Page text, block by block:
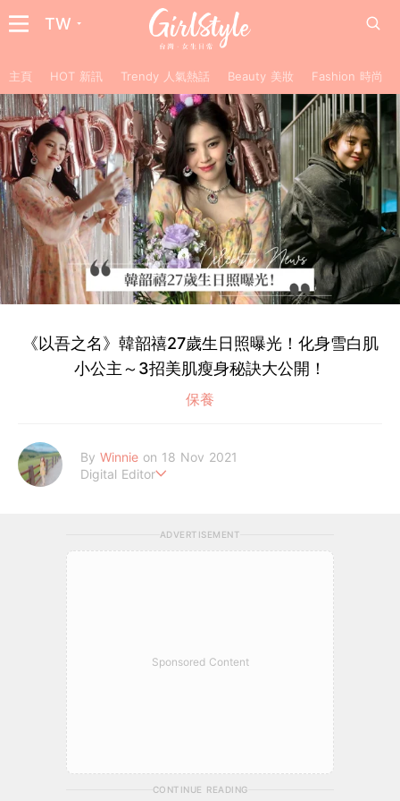
TW
主頁 HOT 新訊 Trendy 人氣熱話 Beauty 美妝 Fashion 時尚
《以吾之名》韓韶禧27歲生日照曝光！化身雪白肌
小公主～3招美肌瘦身秘訣大公開！
保養
By Winnie on 18 Nov 2021
Digital Editor
ADVERTISEMENT
Sponsored Content
CONTINUE READING